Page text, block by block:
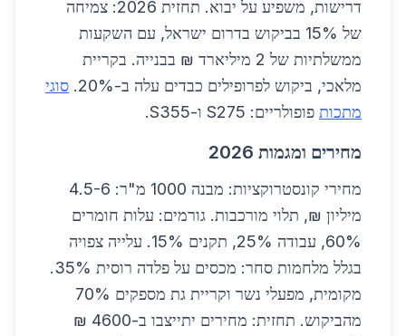
דרישות, משפיע על יבוא. תחזית 2026: צמיחה
של 15% בביקוש בדרום ישראל, עם השקעות
ממשלתיות של 2 מיליארד ₪ בבנייה. בקריית
מלאכי, ביקוש לפרופילים כבדים עלה ב-20%.
סוגי
מתכות פופולריים: S275 ו-S355.
מחירים ומגמות 2026
מחירי קונסטרוקציות: מבנה 1000 מ"ר: 4.5-6
מיליון ₪, תלוי מורכבות. גורמים: עלות חומרים
60%, עבודה 25%, תקנים 15%. עלייה צפויה
בגלל מלחמות סחר: מכסים על פלדה רוסית 35%.
מקומית, מפעלי נשר וקריית גת מספקים 70%
מהביקוש. תחזית: מחירים יתייצבו ב-4600 ₪